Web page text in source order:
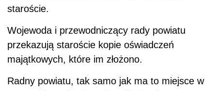
staroście.
Wojewoda i przewodniczący rady powiatu
przekazują staroście kopie oświadczeń
majątkowych, które im złożono.
Radny powiatu, tak samo jak ma to miejsce w